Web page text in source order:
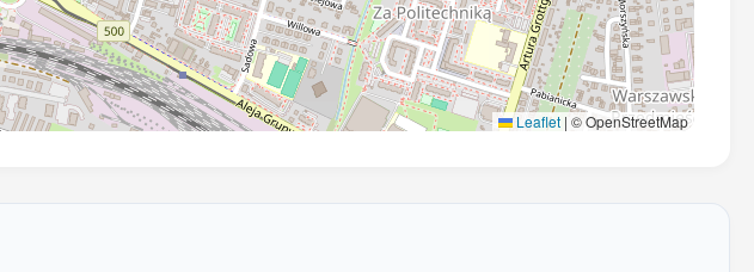
Leaflet | © OpenStreetMap